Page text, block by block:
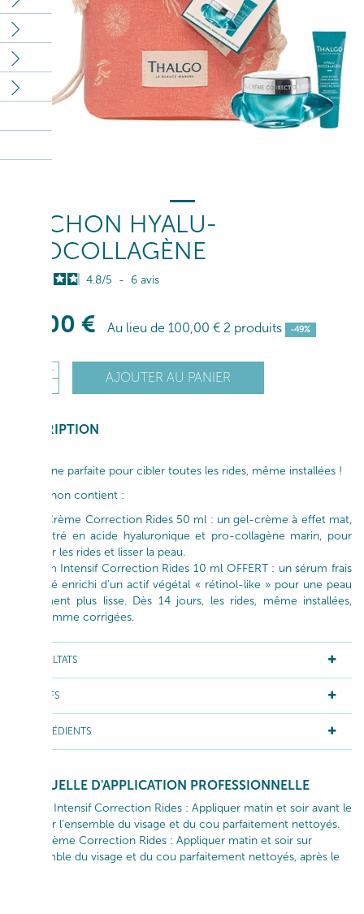
POCHON HYALU-
PROCOLLAGÈNE
4.8/5 - 6 avis
,00 € Au lieu de 100,00 € 2 produits -49%
+
AJOUTER AU PANIER
DESCRIPTION
La routine parfaite pour cibler toutes les rides, même installées !
Ce pochon contient :
~ Gel-Crème Correction Rides 50 ml : un gel-crème à effet mat,
concentré en acide hyaluronique et pro-collagène marin, pour
combler les rides et lisser la peau.
~ Sérum Intensif Correction Rides 10 ml OFFERT : un sérum frais
et gélifié enrichi d'un actif végétal « rétinol-like » pour une peau
visiblement plus lisse. Dès 14 jours, les rides, même installées,
sont comme corrigées.
RÉSULTATS
ACTIFS
INGRÉDIENTS
GESTUELLE D'APPLICATION PROFESSIONNELLE
Sérum Intensif Correction Rides : Appliquer matin et soir avant le
soin sur l’ensemble du visage et du cou parfaitement nettoyés.
Gel-Crème Correction Rides : Appliquer matin et soir sur
l’ensemble du visage et du cou parfaitement nettoyés, après le